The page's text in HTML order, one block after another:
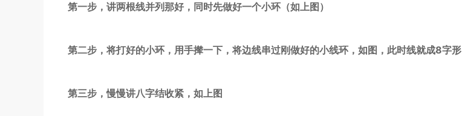
第一步，讲两根线并列那好，同时先做好一个小环（如上图）
第二步，将打好的小环，用手撵一下，将边线串过刚做好的小线环，如图，此时线就成8字形
第三步，慢慢讲八字结收紧，如上图